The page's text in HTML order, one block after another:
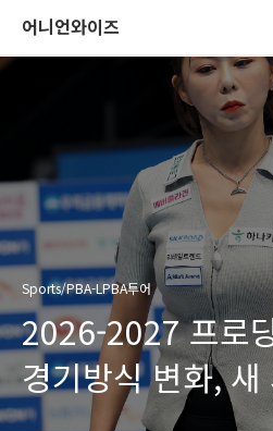
어니언와이즈
Sports/PBA-LPBA투어
2026-2027 프로
경기방식 변화,